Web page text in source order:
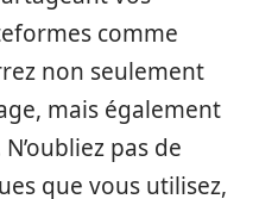
comme
non seulement
mais également
pas de
que vous utilisez,